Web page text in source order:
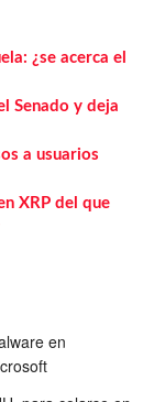
¿se acerca el
Senado y deja
a usuarios
XRP del que
en